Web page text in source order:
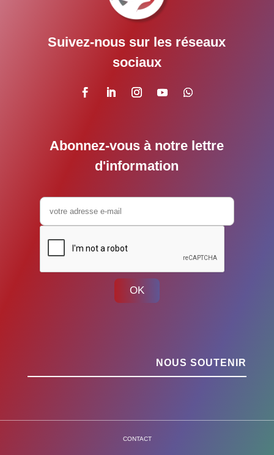
Suivez-nous sur les réseaux
sociaux
Abonnez-vous à notre lettre
d'information
OK
NOUS SOUTENIR
CONTACT